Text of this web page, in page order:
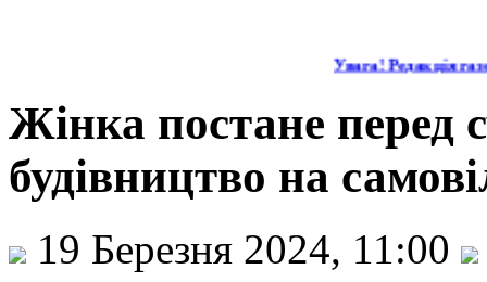
Увага! Редакція
Жінка постане перед
будівництво на
19 Березня 2024, 11:00